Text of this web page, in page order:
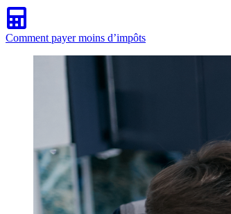
Comment payer moins d’impôts